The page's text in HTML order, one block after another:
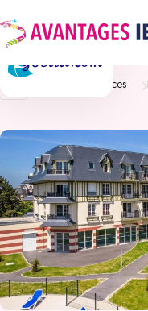
Vacances